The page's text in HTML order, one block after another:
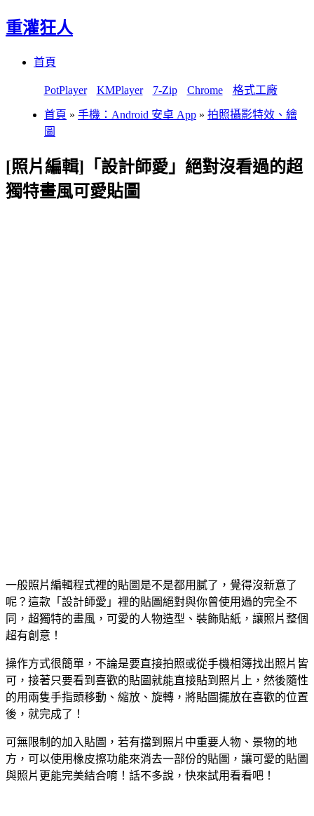
重灌狂人
首頁
PotPlayer KMPlayer 7-Zip Chrome 格式工廠
首頁 » 手機：Android 安卓 App » 拍照攝影特效、繪
圖
[照片編輯]「設計師愛」絕對沒看過的超
獨特畫風可愛貼圖
一般照片編輯程式裡的貼圖是不是都用膩了，覺得沒新意了
呢？這款「設計師愛」裡的貼圖絕對與你曾使用過的完全不
同，超獨特的畫風，可愛的人物造型、裝飾貼紙，讓照片整個
超有創意！
操作方式很簡單，不論是要直接拍照或從手機相簿找出照片皆
可，接著只要看到喜歡的貼圖就能直接貼到照片上，然後隨性
的用兩隻手指頭移動、縮放、旋轉，將貼圖擺放在喜歡的位置
後，就完成了！
可無限制的加入貼圖，若有擋到照片中重要人物、景物的地
方，可以使用橡皮擦功能來消去一部份的貼圖，讓可愛的貼圖
與照片更能完美結合唷！話不多說，快來試用看看吧！